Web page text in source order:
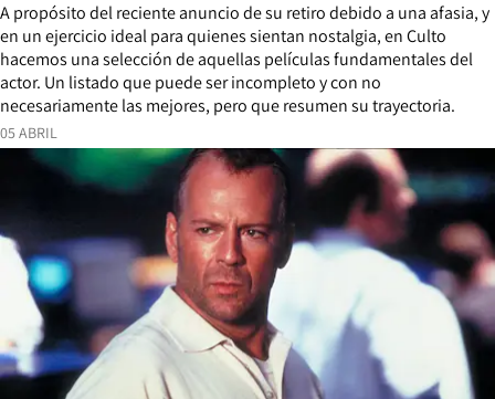
05 ABRIL
A propósito del reciente anuncio de su retiro debido a una afasia, y
en un ejercicio ideal para quienes sientan nostalgia, en Culto
hacemos una selección de aquellas películas fundamentales del
actor. Un listado que puede ser incompleto y con no
necesariamente las mejores, pero que resumen su trayectoria.